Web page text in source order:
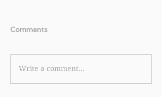
《Harrods 優惠》-
Reward會員購買指定產品
Comments
Write a comment...